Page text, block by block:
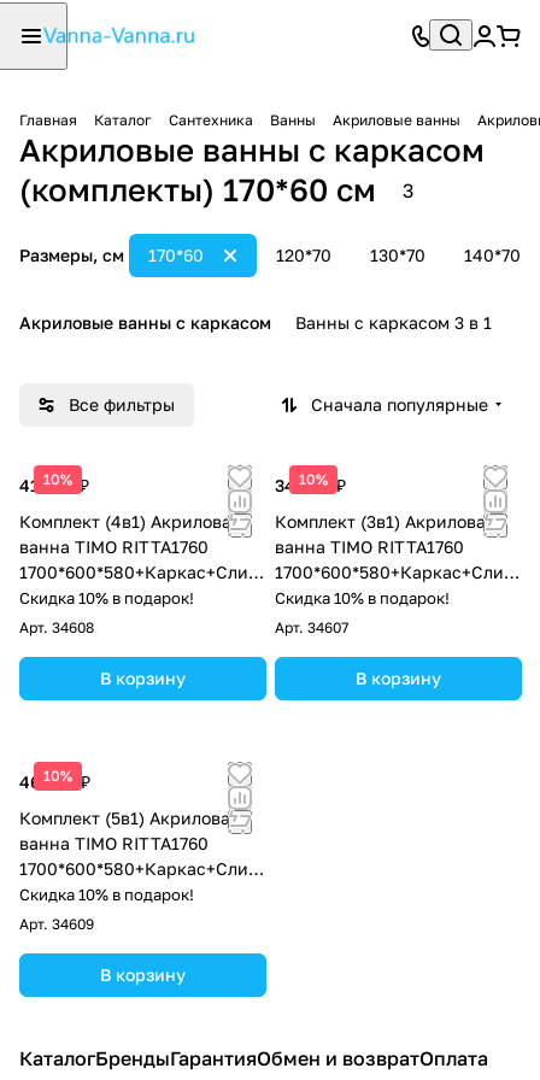
Главная Каталог Сантехника Ванны Акриловые ванны
Акриловые ванны с каркасом
(комплекты) 170*60 см
3
Размеры, см 120*70 130*70 140*70
170*60
Акриловые ванны с каркасом Ванны с каркасом 3 в 1
Все фильтры Сначала популярные
10%
41 200 ₽
Комплект (4в1) Акриловая
ванна TIMO RITTA1760
1700*600*580+Каркас+Слив-
перелив+Фронтальная
панель
Скидка 10% в подарок!
Арт. 34608
В корзину
10%
34 200 ₽
Комплект (3в1) Акриловая
ванна TIMO RITTA1760
1700*600*580+Каркас+Слив-
перелив
Скидка 10% в подарок!
Арт. 34607
В корзину
10%
46 700 ₽
Комплект (5в1) Акриловая
ванна TIMO RITTA1760
1700*600*580+Каркас+Слив-
перелив+Фронтальная
панель+Торцевая панель
Скидка 10% в подарок!
Арт. 34609
В корзину
КаталогБрендыГарантияОбмен и возвратОплата